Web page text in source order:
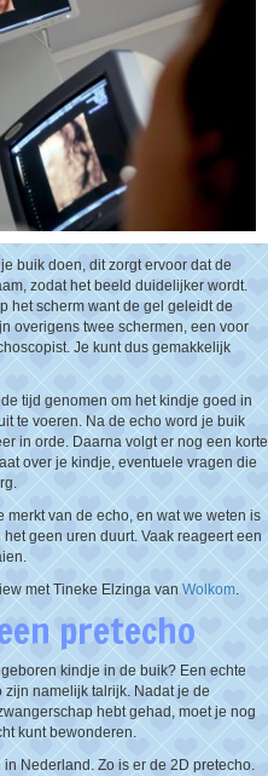
buik doen, dit zorgt ervoor dat de
zodat het beeld duidelijker wordt.
het scherm want de gel geleidt de
overigens twee schermen, een voor
Je kunt dus gemakkelijk
tijd genomen om het kindje goed in
te voeren. Na de echo word je buik
in orde. Daarna volgt er nog een korte
over je kindje, eventuele vragen die
merkt van de echo, en wat we weten is
geen uren duurt. Vaak reageert een
met Tineke Elzinga van Wolkom.
pretecho
kindje in de buik? Een echte
namelijk talrijk. Nadat je de
hebt gehad, moet je nog
kunt bewonderen.
Nederland. Zo is er de 2D pretecho.